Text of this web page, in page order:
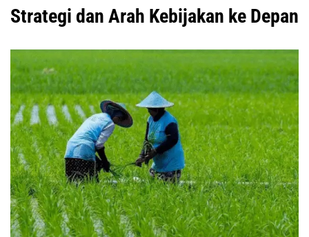
Strategi dan Arah Kebijakan ke Depan